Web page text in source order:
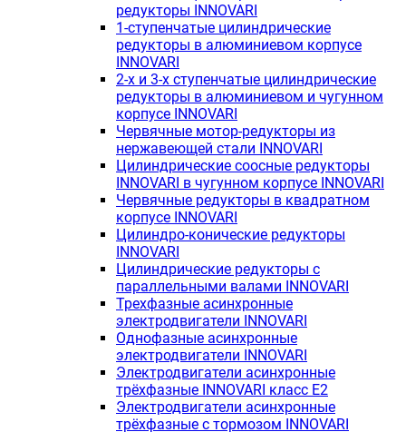
редукторы INNOVARI
1-ступенчатые цилиндрические
редукторы в алюминиевом корпусе
INNOVARI
2-х и 3-х ступенчатые цилиндрические
редукторы в алюминиевом и чугунном
корпусе INNOVARI
Червячные мотор-редукторы из
нержавеющей стали INNOVARI
Цилиндрические соосные редукторы
INNOVARI в чугунном корпусе INNOVARI
Червячные редукторы в квадратном
корпусе INNOVARI
Цилиндро-конические редукторы
INNOVARI
Цилиндрические редукторы с
параллельными валами INNOVARI
Трехфазные асинхронные
электродвигатели INNOVARI
Однофазные асинхронные
электродвигатели INNOVARI
Электродвигатели асинхронные
трёхфазные INNOVARI класс E2
Электродвигатели асинхронные
трёхфазные с тормозом INNOVARI